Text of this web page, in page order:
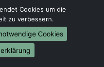
Berlin
Hamburg
München
Köln
Cookies um die
zu verbessern.
Cookies